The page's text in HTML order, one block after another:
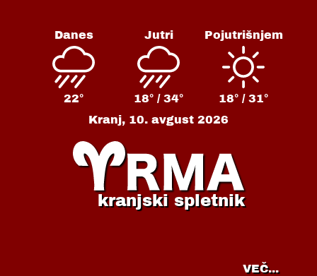
Danes
22°
Jutri
18° / 34°
Pojutrišnjem
18° / 31°
Kranj, 10. avgust 2026
kranjski spletnik
VEČ...